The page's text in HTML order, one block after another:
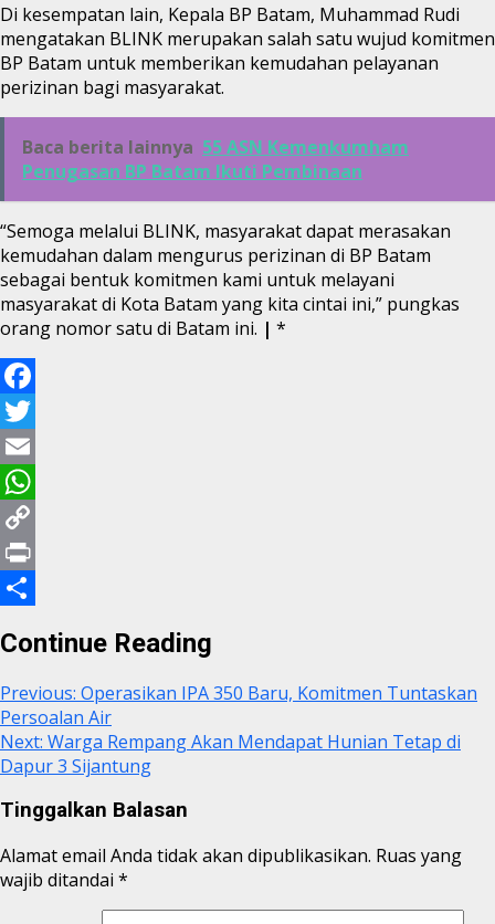
Di kesempatan lain, Kepala BP Batam, Muhammad Rudi
mengatakan BLINK merupakan salah satu wujud komitmen
BP Batam untuk memberikan kemudahan pelayanan
perizinan bagi masyarakat.
Baca berita lainnya 55 ASN Kemenkumham
Penugasan BP Batam Ikuti Pembinaan
“Semoga melalui BLINK, masyarakat dapat merasakan
kemudahan dalam mengurus perizinan di BP Batam
sebagai bentuk komitmen kami untuk melayani
masyarakat di Kota Batam yang kita cintai ini,” pungkas
orang nomor satu di Batam ini. | *
Facebook
Twitter
Email
WhatsApp
Copy
Link
Print
Continue Reading
Previous: Operasikan IPA 350 Baru, Komitmen Tuntaskan
Persoalan Air
Next: Warga Rempang Akan Mendapat Hunian Tetap di
Dapur 3 Sijantung
Tinggalkan Balasan
Alamat email Anda tidak akan dipublikasikan. Ruas yang
wajib ditandai *